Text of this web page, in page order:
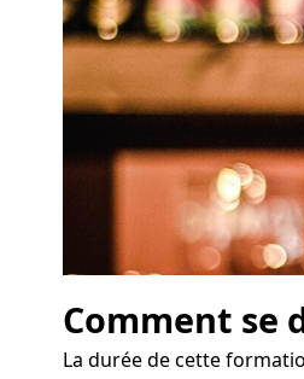
Comment se
La durée de cette